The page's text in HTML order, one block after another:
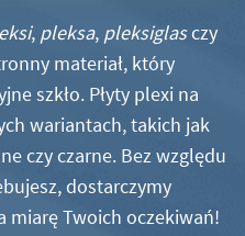
, pleksa, pleksiglasczy
materiał, który
szkło. Płyty plexi na
wariantach, takich jak
czy czarne. Bez względu
dostarczymy
miarę Twoich oczekiwań!